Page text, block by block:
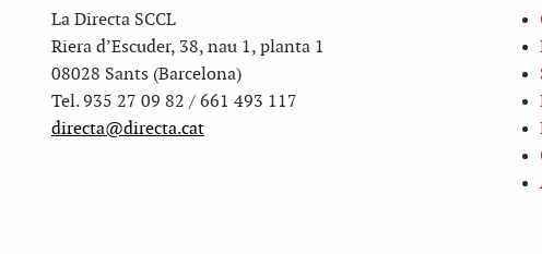
La Directa SCCL
Riera d’Escuder, 38, nau 1, planta 1
08028 Sants (Barcelona)
Tel. 935 27 09 82 / 661 493 117
directa@directa.cat